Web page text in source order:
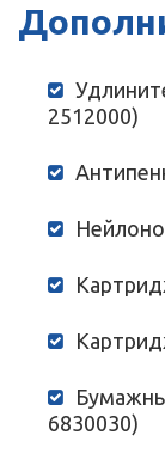
2512000)
6830030)